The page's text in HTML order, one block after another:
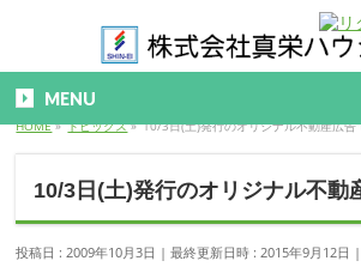
MENU
HOME» トピックス» 10/3日(土)発行のオリジナル不動産広告
10/3日(土)発行のオリジナル不動
投稿日 : 2009年10月3日 最終更新日時 : 2015年9月12日